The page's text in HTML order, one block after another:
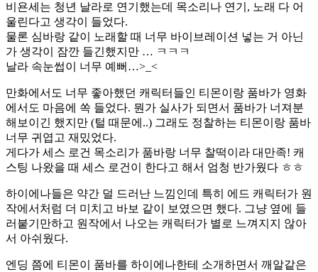
비욘세는 청년 날라로 연기했는데 목소리나 연기, 노래 다 어
울린다고 생각이 들었다.
물론 심바랑 같이 노래할 때 너무 바이브레이션 넣는 거 아닌
가 생각이 잠깐 들긴했지만 … ㅋㅋㅋ
날라 속눈썹이 너무 예뻐…>_<
만화에서도 너무 좋아했던 캐릭터들인 티몬이랑 품바가 영화
에서도 마음에 쏙 들었다. 뭔가 실사가 되면서 품바가 너져분
해보이긴 했지만 (털 때문에..) 그래도 정찰하는 티몬이랑 품바
너무 귀엽고 재밌었다.
게다가 세스 로건 목소리가 품바랑 너무 찰떡이라 대만족! 캐
스팅 나왔을 때 세스 로건이 한다고 해서 엄청 반가웠다 ㅎㅎ
하이에나들은 약간 덜 드러난 느낌인데 특히 에드 캐릭터가 원
작에서처럼 더 미치고 바보 같이 보였으면 했다. 그냥 옆에 들
러붙기만하고 원작에서 나오는 캐릭터가 별로 느껴지지 않아
서 아쉬웠다.
엔딩 쯤에 티몬이 품바를 하이에나한테 소개하면서 깨알같은